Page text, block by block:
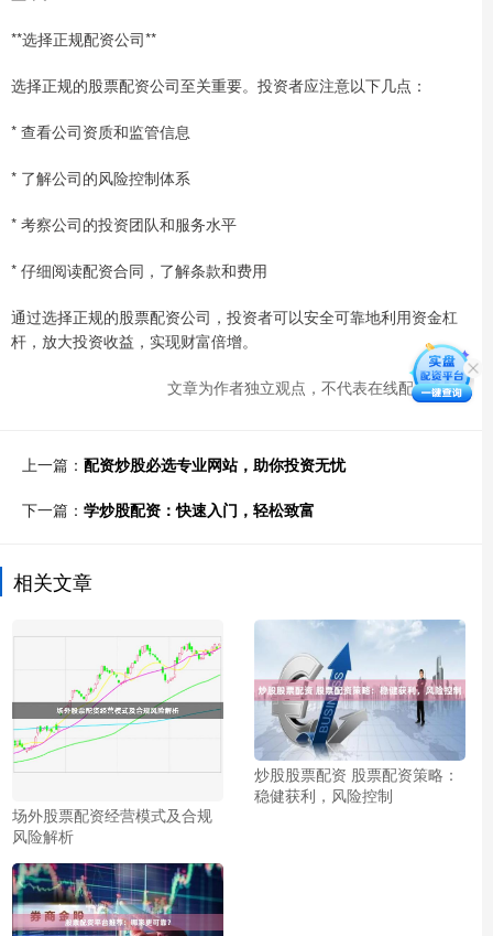
**选择正规配资公司**
选择正规的股票配资公司至关重要。投资者应注意以下几点：
* 查看公司资质和监管信息
* 了解公司的风险控制体系
* 考察公司的投资团队和服务水平
* 仔细阅读配资合同，了解条款和费用
通过选择正规的股票配资公司，投资者可以安全可靠地利用资金杠
杆，放大投资收益，实现财富倍增。
文章为作者独立观点，不代表在线配资观点
上一篇： 配资炒股必选专业网站，助你投资无忧
下一篇： 学炒股配资：快速入门，轻松致富
相关文章
场外股票配资经营模式及合规
风险解析
炒股股票配资 股票配资策略：
稳健获利，风险控制